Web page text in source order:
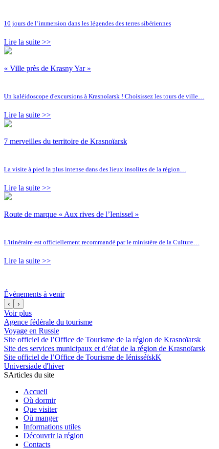
10 jours de l’immersion dans les légendes des terres sibériennes
Lire la suite >>
« Ville près de Krasny Yar »
Un kaléidoscope d'excursions à Krasnoïarsk ! Choisissez les tours de ville…
Lire la suite >>
7 merveilles du territoire de Krasnoïarsk
La visite à pied la plus intense dans des lieux insolites de la région…
Lire la suite >>
Route de marque « Aux rives de l’Ienisseï »
L'itinéraire est officiellement recommandé par le ministère de la Culture…
Lire la suite >>
Événements à venir
‹ ›
Voir plus
Agence fédérale du tourisme
Voyage en Russie
Site officiel de l’Office de Tourisme de la région de Krasnoïarsk
Site des services municipaux et d’état de la région de Krasnoïarsk
Site officiel de l’Office de Tourisme de IénisséïskK
Universiade d'hiver
SArticles du site
Accueil
Où dormir
Que visiter
Où manger
Informations utiles
Découvrir la région
Contacts